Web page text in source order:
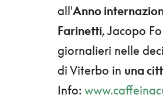
all'Anno
Farinetti, Jacopo
giornalieri nelle
di Viterbo in una
Info: